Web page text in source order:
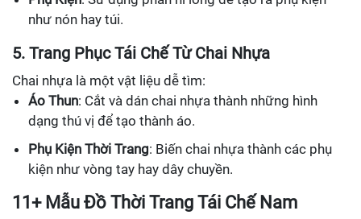
như nón hay túi.
5. Trang Phục Tái Chế Từ Chai Nhựa
Chai nhựa là một vật liệu dễ tìm:
Áo Thun: Cắt và dán chai nhựa thành những hình
dạng thú vị để tạo thành áo.
Phụ Kiện Thời Trang: Biến chai nhựa thành các phụ
kiện như vòng tay hay dây chuyền.
11+ Mẫu Đồ Thời Trang Tái Chế Nam